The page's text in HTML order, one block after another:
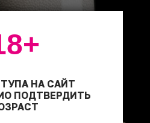
НА САЙТ
ПОДТВЕРДИТЬ